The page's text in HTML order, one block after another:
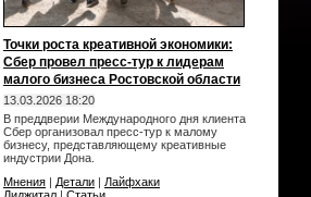
Точки роста креативной экономики:
Сбер провел пресс-тур к лидерам
малого бизнеса Ростовской области
13.03.2026 18:20
В преддверии Международного дня клиента
Сбер организовал пресс-тур к малому
бизнесу, представляющему креативные
индустрии Дона.
Мнения | Детали | Лайфхаки